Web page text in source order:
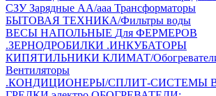
СЗУ Зарядные АА/ааа Трансформаторы
БЫТОВАЯ ТЕХНИКА/Фильтры воды
ВЕСЫ НАПОЛЬНЫЕ Для ФЕРМЕРОВ
.ЗЕРНОДРОБИЛКИ .ИНКУБАТОРЫ
КИПЯТИЛЬНИКИ КЛИМАТ/
Вентиляторы
.КОНДИЦИОНЕРЫ/СПЛИТ-СИСТЕМЫ